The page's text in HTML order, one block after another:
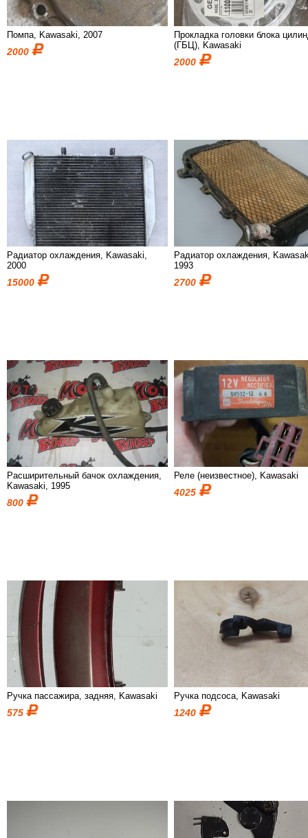
Помпа, Kawasaki, 2007
2000
Прокладка головки блока
(ГБЦ), Kawasaki
2000
Радиатор охлаждения, Kawasaki,
2000
15000
Радиатор охлаждения,
1993
2700
Расширительный бачок охлаждения,
Kawasaki, 1995
800
Реле (неизвестное), Kawasaki
4025
Ручка пассажира, задняя, Kawasaki
575
Ручка подсоса, Kawasaki
1240